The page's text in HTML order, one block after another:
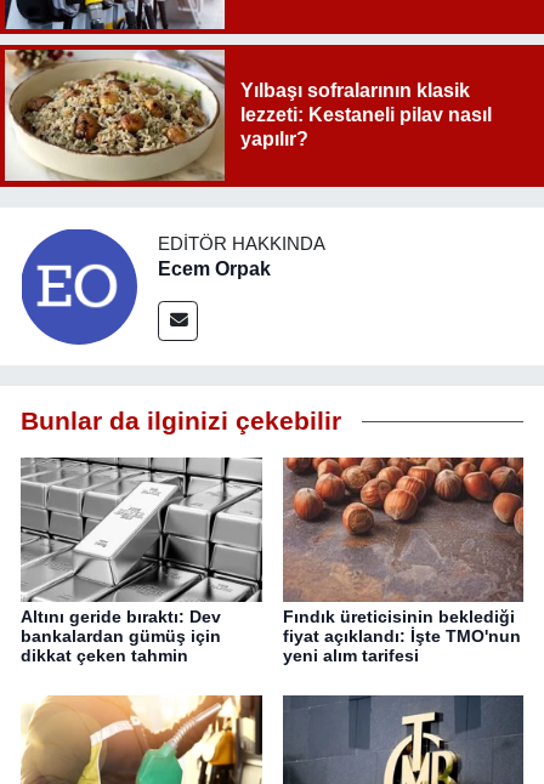
Yılbaşı sofralarının klasik
lezzeti: Kestaneli pilav nasıl
yapılır?
EDITÖR HAKKINDA
Ecem Orpak
Bunlar da ilginizi çekebilir
Altını geride bıraktı: Dev
bankalardan gümüş için
dikkat çeken tahmin
Fındık üreticisinin beklediği
fiyat açıklandı: İşte TMO'nun
yeni alım tarifesi